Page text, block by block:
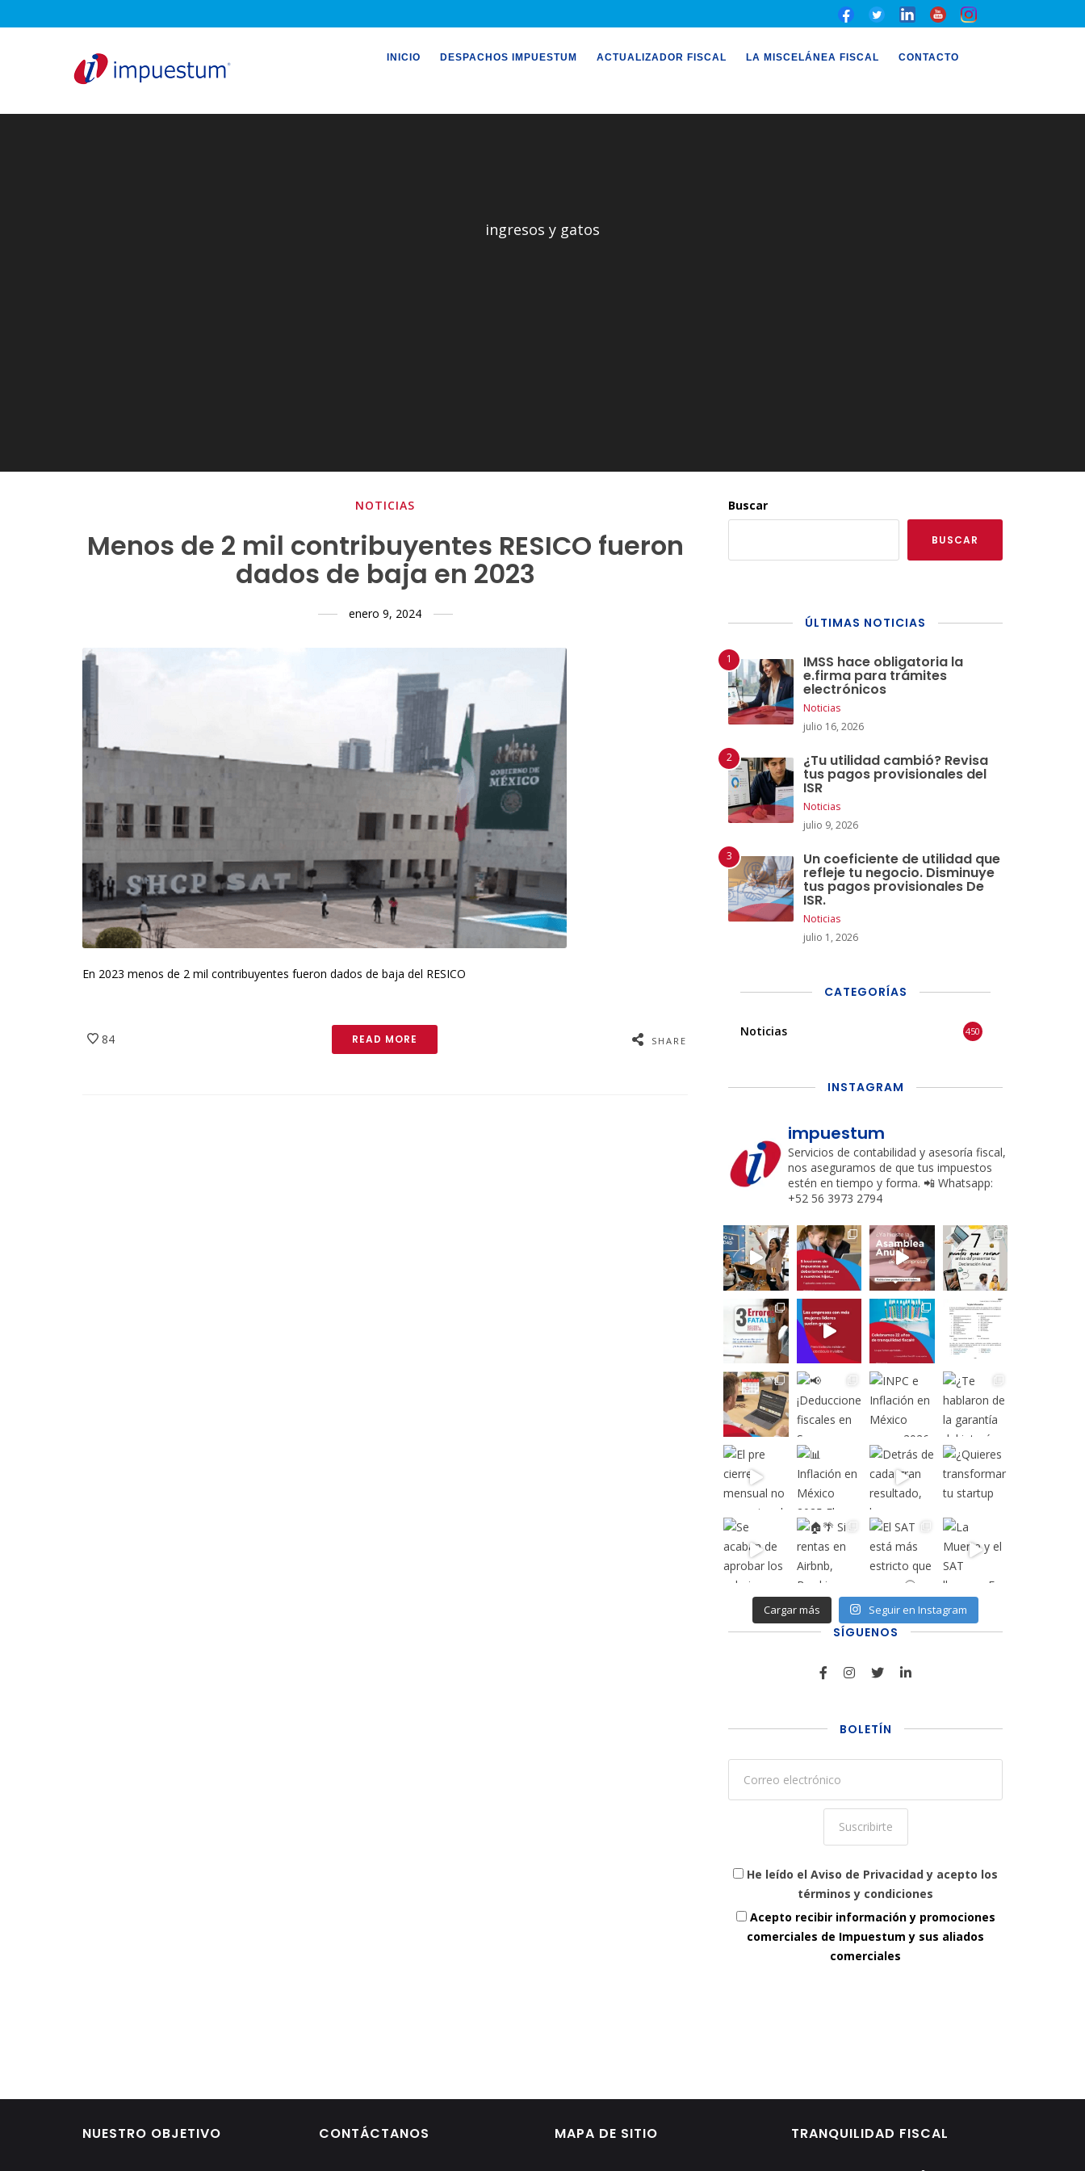
INICIO DESPACHOS IMPUESTUM ACTUALIZADOR FISCAL LA MISCELÁNEA FISCAL CONTACTO
ingresos y gatos
NOTICIAS
Menos de 2 mil contribuyentes RESICO fueron
dados de baja en 2023
enero 9, 2024
En 2023 menos de 2 mil contribuyentes fueron dados de baja del RESICO
84 READ MORE SHARE
Buscar
BUSCAR
ÚLTIMAS NOTICIAS
IMSS hace obligatoria la
e.firma para trámites
electrónicos
Noticias
julio 16, 2026
¿Tu utilidad cambió? Revisa
tus pagos provisionales del
ISR
Noticias
julio 9, 2026
Un coeficiente de utilidad que
refleje tu negocio. Disminuye
tus pagos provisionales De
ISR.
Noticias
julio 1, 2026
CATEGORÍAS
Noticias 450
INSTAGRAM
impuestum
Servicios de contabilidad y asesoría fiscal,
nos aseguramos de que tus impuestos
estén en tiempo y forma. 📲 Whatsapp:
+52 56 3973 2794
Cargar más Seguir en Instagram
SÍGUENOS
BOLETÍN
He leído el Aviso de Privacidad y acepto los
términos y condiciones
Acepto recibir información y promociones
comerciales de Impuestum y sus aliados
comerciales
NUESTRO OBJETIVO CONTÁCTANOS MAPA DE SITIO TRANQUILIDAD FISCAL